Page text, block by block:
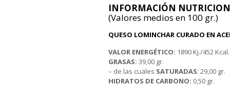
INFORMACIÓN
(Valores medios en 100 gr.)
QUESO LOMINCHAR CURADO EN
VALOR ENERGÉTICO: 1890 Kj./452 Kcal.
GRASAS: 39,00 gr.
– de las cuales SATURADAS: 29,00 gr.
HIDRATOS DE CARBONO: 0,50 gr.